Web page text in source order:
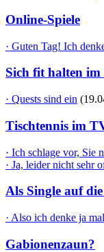
Online-Spiele
· Guten Tag! Ich
Sich fit halten
· Quests sind ein
Tischtennis im
· Ich schlage vor, Sie
· Ja, leider nicht sehr
Als Single auf
· Also ich denke ja
Gabionenzaun?